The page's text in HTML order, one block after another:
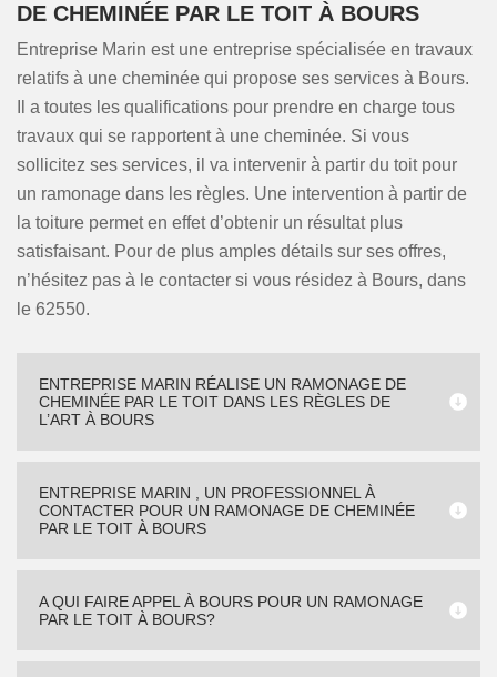
DE CHEMINÉE PAR LE TOIT À BOURS
Entreprise Marin est une entreprise spécialisée en travaux
relatifs à une cheminée qui propose ses services à Bours.
Il a toutes les qualifications pour prendre en charge tous
travaux qui se rapportent à une cheminée. Si vous
sollicitez ses services, il va intervenir à partir du toit pour
un ramonage dans les règles. Une intervention à partir de
la toiture permet en effet d’obtenir un résultat plus
satisfaisant. Pour de plus amples détails sur ses offres,
n’hésitez pas à le contacter si vous résidez à Bours, dans
le 62550.
ENTREPRISE MARIN RÉALISE UN RAMONAGE DE
CHEMINÉE PAR LE TOIT DANS LES RÈGLES DE
L’ART À BOURS
ENTREPRISE MARIN , UN PROFESSIONNEL À
CONTACTER POUR UN RAMONAGE DE CHEMINÉE
PAR LE TOIT À BOURS
A QUI FAIRE APPEL À BOURS POUR UN RAMONAGE
PAR LE TOIT À BOURS?